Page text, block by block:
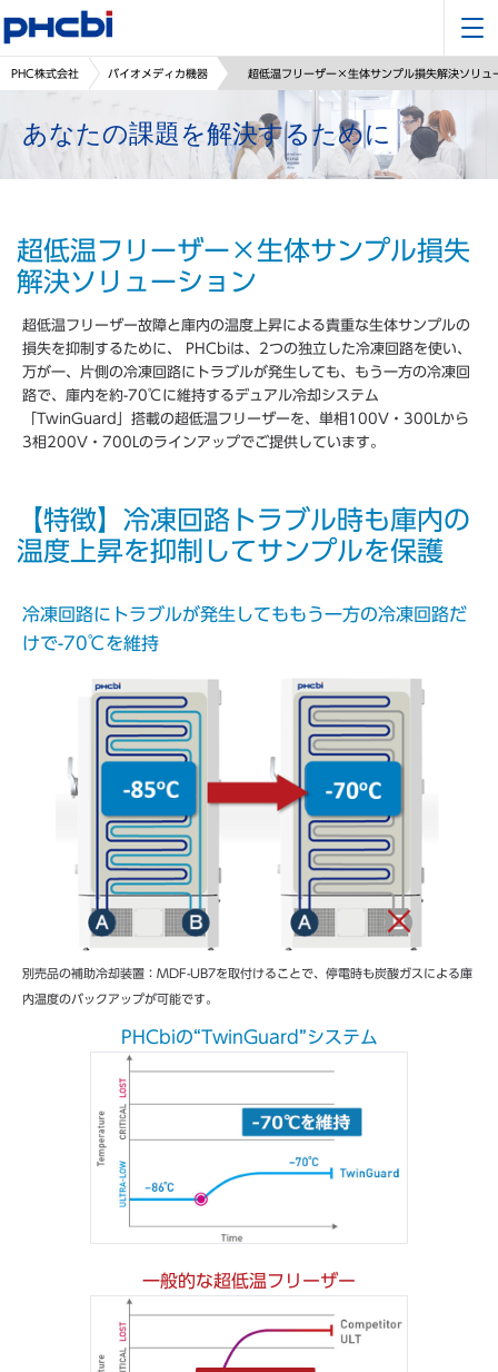
PHC株式会社 バイオメディカ機器 超低温フリーザー×生体サンプル損失解決ソリュ
あなたの課題を解決するために
超低温フリーザー×生体サンプル損失
解決ソリューション
超低温フリーザー故障と庫内の温度上昇による貴重な生体サンプルの
損失を抑制するために、 PHCbiは、2つの独立した冷凍回路を使い、
万が一、片側の冷凍回路にトラブルが発生しても、もう一方の冷凍回
路で、庫内を約-70℃に維持するデュアル冷却システム
「TwinGuard」搭載の超低温フリーザーを、単相100V・300Lから
3相200V・700Lのラインアップでご提供しています。
【特徴】冷凍回路トラブル時も庫内の
温度上昇を抑制してサンプルを保護
冷凍回路にトラブルが発生してももう一方の冷凍回路だ
けで-70℃を維持
別売品の補助冷却装置：MDF-UB7を取付けることで、停電時も炭酸ガスによる庫
内温度のバックアップが可能です。
PHCbiの“TwinGuard”システム
一般的な超低温フリーザー